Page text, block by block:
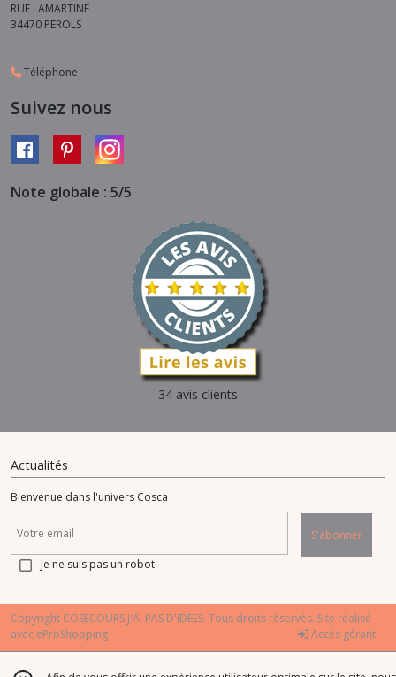
RUE LAMARTINE
34470 PEROLS
Téléphone
Suivez nous
Note globale : 5/5
34 avis clients
Actualités
Bienvenue dans l'univers Cosca
S'abonner
Je ne suis pas un robot
Copyright COSECOURS J'AI PAS D'IDEES. Tous droits réservés. Site réalisé
avec eProShopping Accès gérant